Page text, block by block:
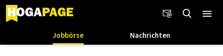
Jobbörse Nachrichten